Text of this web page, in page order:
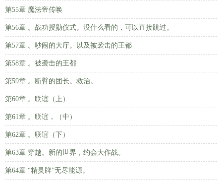
第55章 魔法帝传唤
第56章 。战功授勋仪式。没什么看的，可以直接跳过。
第57章 。吵闹的大厅。以及被袭击的王都
第58章 。被袭击的王都
第59章 。断臂的团长。救治。
第60章 。联谊（上）
第61章 。联谊，（中）
第62章 。联谊（下）
第63章 穿越。新的世界，约会大作战。
第64章 “精灵牌”无尽能源。